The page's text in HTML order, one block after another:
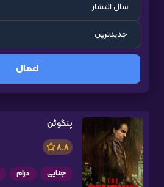
اعمال
پنگوئن
8.8
جنایی درام